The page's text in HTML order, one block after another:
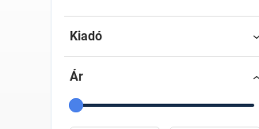
Kiadó
Ár